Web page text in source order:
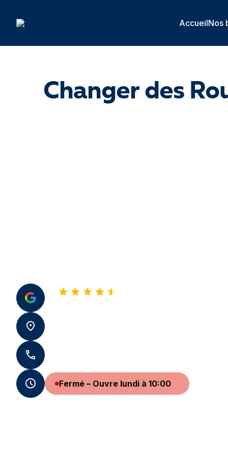
AccueilNos
Changer des
Fermé – Ouvre lundi à 10:00